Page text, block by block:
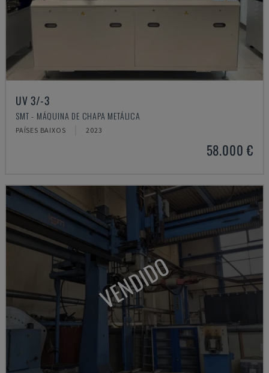
UV 3/-3
SMT - MÁQUINA DE CHAPA METÁLICA
PAÍSES BAIXOS 2023
58.000 €
VENDIDO